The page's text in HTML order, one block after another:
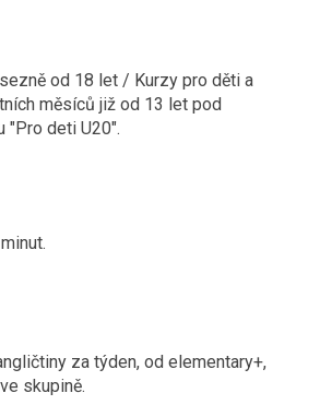
od 18 let / Kurzy pro děti a
měsíců již od 13 let pod
"Pro deti U20".
za týden, od elementary+,
skupině.